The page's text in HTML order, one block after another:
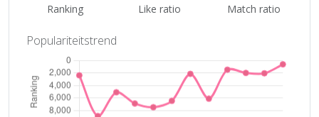
Ranking Like ratio Match ratio
Populariteitstrend